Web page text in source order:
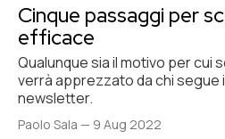
Cinque passaggi per
efficace
Qualunque sia il motivo per cui
verrà apprezzato da chi segue
newsletter.
Paolo Sala — 9 Aug 2022